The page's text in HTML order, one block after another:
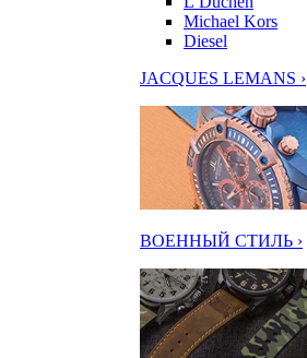
Michael Kors
Diesel
JACQUES LEMANS ›
ВОЕННЫЙ СТИЛЬ ›